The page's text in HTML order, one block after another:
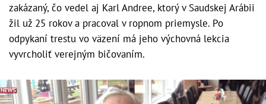
zakázaný, čo vedel aj Karl Andree, ktorý v Saudskej Arábii
žil už 25 rokov a pracoval v ropnom priemysle. Po
odpykaní trestu vo väzení má jeho výchovná lekcia
vyvrcholiť verejným bičovaním.